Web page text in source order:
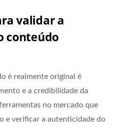
validar a
conteúdo
é realmente original é
e a credibilidade da
no mercado que
e verificar a autenticidade do